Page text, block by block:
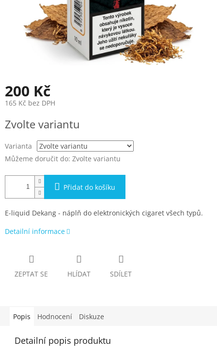
200 Kč
165 Kč bez DPH
cena:
Zvolte variantu
Varianta
Můžeme doručit do: Zvolte variantu
Přidat do košíku
E-liquid Dekang - náplň do elektronických cigaret všech typů.
Detailní informace
ZEPTAT SE HLÍDAT SDÍLET
Popis Hodnocení Diskuze
Detailní popis produktu